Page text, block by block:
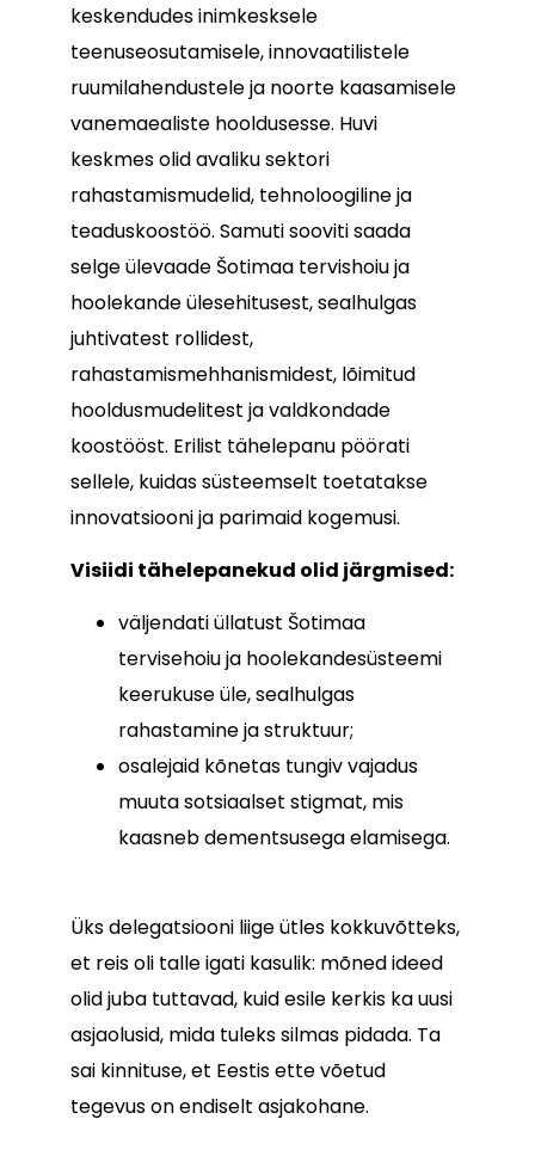
keskendudes inimkesksele
teenuseosutamisele, innovaatilistele
ruumilahendustele ja noorte kaasamisele
vanemaealiste hooldusesse. Huvi
keskmes olid avaliku sektori
rahastamismudelid, tehnoloogiline ja
teaduskoostöö. Samuti sooviti saada
selge ülevaade Šotimaa tervishoiu ja
hoolekande ülesehitusest, sealhulgas
juhtivatest rollidest,
rahastamismehhanismidest, lõimitud
hooldusmudelitest ja valdkondade
koostööst. Erilist tähelepanu pöörati
sellele, kuidas süsteemselt toetatakse
innovatsiooni ja parimaid kogemusi.
Visiidi tähelepanekud olid järgmised:
väljendati üllatust Šotimaa
tervisehoiu ja hoolekandesüsteemi
keerukuse üle, sealhulgas
rahastamine ja struktuur;
osalejaid kõnetas tungiv vajadus
muuta sotsiaalset stigmat, mis
kaasneb dementsusega elamisega.
Üks delegatsiooni liige ütles kokkuvõtteks,
et reis oli talle igati kasulik: mõned ideed
olid juba tuttavad, kuid esile kerkis ka uusi
asjaolusid, mida tuleks silmas pidada. Ta
sai kinnituse, et Eestis ette võetud
tegevus on endiselt asjakohane.